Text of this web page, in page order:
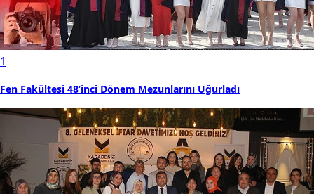
1
Fen Fakültesi 48’inci Dönem Mezunlarını Uğurladı